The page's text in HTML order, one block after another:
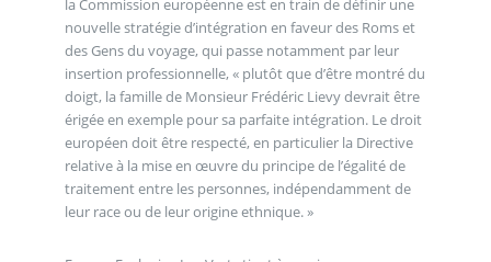
la Commission européenne est en train de définir une
nouvelle stratégie d’intégration en faveur des Roms et
des Gens du voyage, qui passe notamment par leur
insertion professionnelle, « plutôt que d’être montré du
doigt, la famille de Monsieur Frédéric Lievy devrait être
érigée en exemple pour sa parfaite intégration. Le droit
européen doit être respecté, en particulier la Directive
relative à la mise en œuvre du principe de l’égalité de
traitement entre les personnes, indépendamment de
leur race ou de leur origine ethnique. »